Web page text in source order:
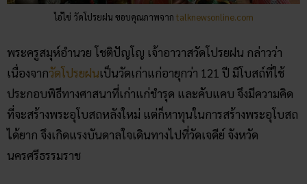
ไอ้ไข่ วัดโปรยฝน ขอบคุณภาพจาก talknewsonline.com
พระครูสมุห์อำนวย โชติปัญโญ เจ้าอาวาสวัดโปรยฝน กล่าวว่า
เนื่องจากวัดโปรยฝนเป็นวัดเก่าแก่อายุกว่า 121 ปี มีโบสถ์ที่ใช้
ประกอบพิธีทางศาสนาที่เก่าแก่ชำรุด และคับแคบ จึงมีความคิด
ที่จะสร้างพระอุโบสถหลังใหม่ แต่ก็หาทุนในการสร้างพระอุโบสถ
ได้ยาก จึงเกิดแรงบันดาลใจเดินทางไปที่วัดเจดีย์ จังหวัด
นครศรีธรรมราช